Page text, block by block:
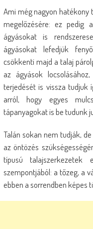
Ami még nagyon hatékony
megelőzésére: ez pedig
ágyásokat is
ágyásokat lefedjük
csökkenti majd a talaj
az ágyások
terjedését is vissza tudjuk
arról, hogy egyes
tápanyagokat is be tudunk
Talán sokan nem tudják,
az öntözés
típusú talajszerkezetek
szempontjából: a tőzeg, a
ebben a sorrendben képes